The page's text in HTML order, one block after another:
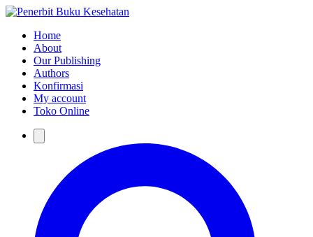
Home
About
Our Publishing
Authors
Konfirmasi
My account
Toko Online